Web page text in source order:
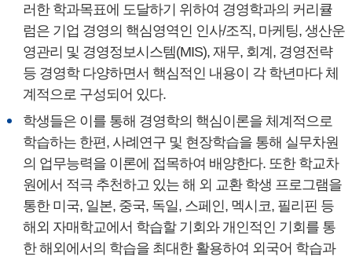
러한 학과목표에 도달하기 위하여 경영학과의 커리큘
럼은 기업 경영의 핵심영역인 인사/조직, 마케팅, 생산운
영관리 및 경영정보시스템(MIS), 재무, 회계, 경영전략
등 경영학 다양하면서 핵심적인 내용이 각 학년마다 체
계적으로 구성되어 있다.
학생들은 이를 통해 경영학의 핵심이론을 체계적으로
학습하는 한편, 사례연구 및 현장학습을 통해 실무차원
의 업무능력을 이론에 접목하여 배양한다. 또한 학교차
원에서 적극 추천하고 있는 해 외 교환 학생 프로그램을
통한 미국, 일본, 중국, 독일, 스페인, 멕시코, 필리핀 등
해외 자매학교에서 학습할 기회와 개인적인 기회를 통
한 해외에서의 학습을 최대한 활용하여 외국어 학습과